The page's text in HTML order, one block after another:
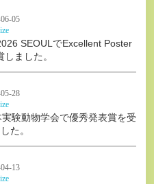
05
SEOULでExcellent Poster
ました。
28
験動物学会で優秀発表賞を受
た。
13